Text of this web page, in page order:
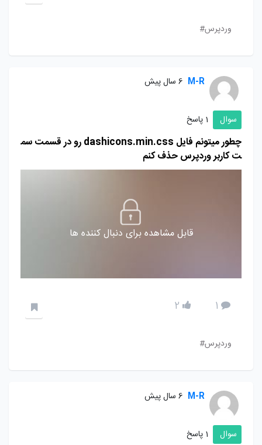
وردپرس#
M-R 6 سال پیش
سوال 1 پاسخ
چطور میتونم فایل dashicons.min.css رو در قسمت سم
ت کاربر وردپرس حذف کنم
قابل مشاهده برای دنبال کننده ها
1
2
وردپرس#
M-R 6 سال پیش
سوال 1 پاسخ